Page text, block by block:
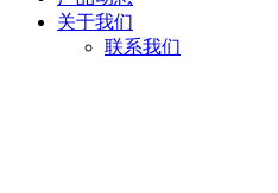
关于我们
联系我们